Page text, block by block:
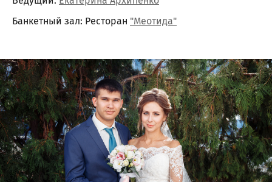
Банкетный зал: Ресторан "Меотида"